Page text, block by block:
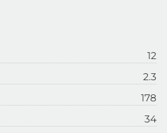
12
2.3
178
34